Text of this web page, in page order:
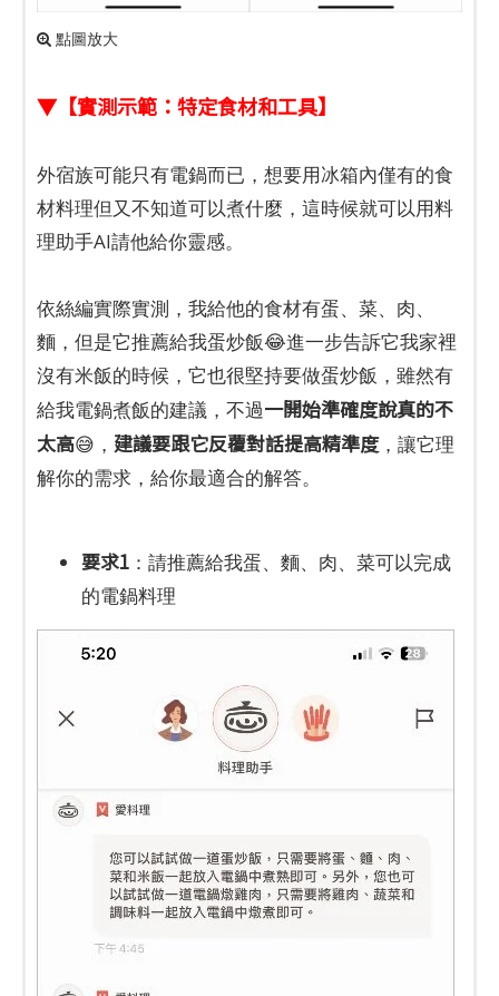
點圖放大
▼【實測示範：特定食材和工具】
外宿族可能只有電鍋而已，想要用冰箱內僅有的食
材料理但又不知道可以煮什麼，這時候就可以用料
理助手AI請他給你靈感。
依絲編實際實測，我給他的食材有蛋、菜、肉、
麵，但是它推薦給我蛋炒飯😂進一步告訴它我家裡
沒有米飯的時候，它也很堅持要做蛋炒飯，雖然有
給我電鍋煮飯的建議，不過一開始準確度說真的不
太高😅， 建議要跟它反覆對話提高精準度，讓它理
解你的需求，給你最適合的解答。
要求1 ：請推薦給我蛋、麵、肉、菜可以完成
的電鍋料理